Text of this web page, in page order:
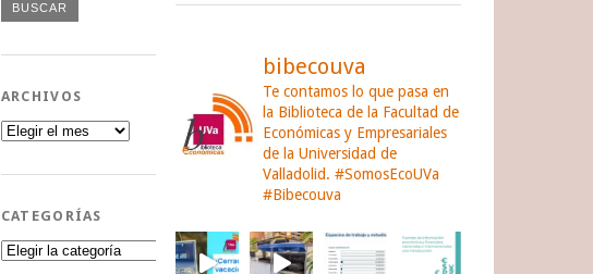
ARCHIVOS
Archivos
CATEGORÍAS
Categorías
bibecouva
Te contamos lo que pasa en
la Biblioteca de la Facultad de
Económicas y Empresariales
de la Universidad de
Valladolid. #SomosEcoUVa
#Bibecouva